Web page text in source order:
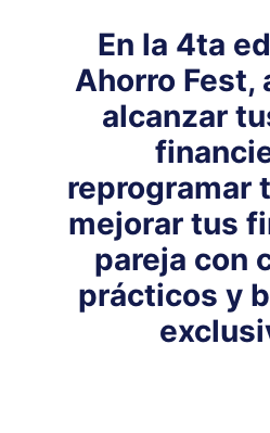
En la 4ta
Ahorro Fest,
alcanzar
reprogramar
mejorar tus
pareja con
prácticos y